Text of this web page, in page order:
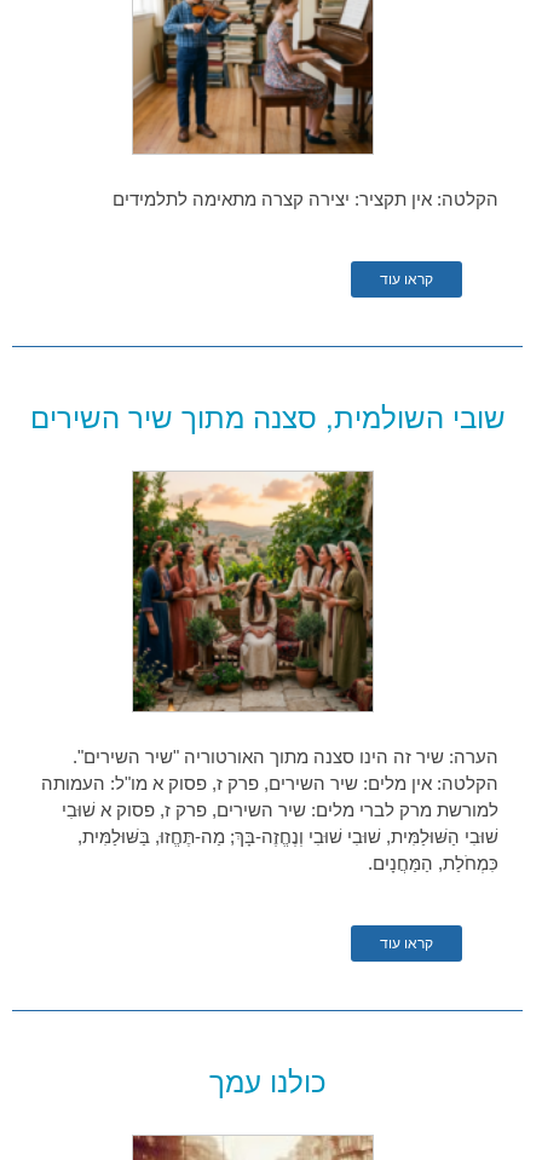
הקלטה: אין תקציר: יצירה קצרה מתאימה לתלמידים
קראו עוד
שובי השולמית, סצנה מתוך שיר השירים
הערה: שיר זה הינו סצנה מתוך האורטוריה "שיר השירים".
הקלטה: אין מלים: שיר השירים, פרק ז, פסוק א מו"ל: העמותה
למורשת מרק לברי מלים: שיר השירים, פרק ז, פסוק א שׁוּבִי
שׁוּבִי הַשּׁוּלַמִּית, שׁוּבִי שׁוּבִי וְנֶחֱזֶה-בָּךְ; מַה-תֶּחֱזוּ, בַּשּׁוּלַמִּית,
כִּמְחֹלַת, הַמַּחֲנָיִם.
קראו עוד
כולנו עמך